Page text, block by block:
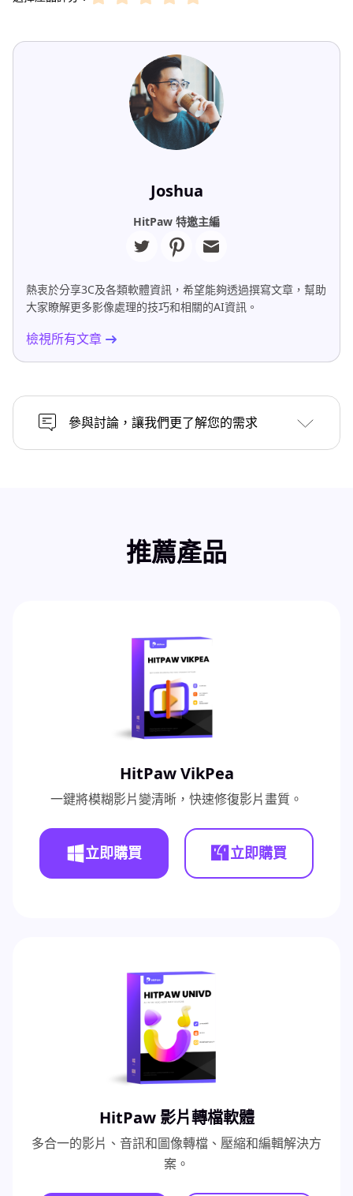
Joshua
HitPaw 特邀主編
熱衷於分享3C及各類軟體資訊，希望能夠透過撰寫文章，幫助
大家瞭解更多影像處理的技巧和相關的AI資訊。
檢視所有文章
參與討論，讓我們更了解您的需求
推薦產品
HitPaw VikPea
一鍵將模糊影片變清晰，快速修復影片畫質。
立即購買 立即購買
HitPaw 影片轉檔軟體
多合一的影片、音訊和圖像轉檔、壓縮和編輯解決方
案。